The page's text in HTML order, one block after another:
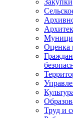
Закупки
Оценка
Труд и